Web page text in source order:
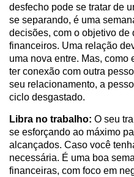
desfecho pode se tratar de
se separando, é uma
decisões, com o objetivo de
financeiros. Uma relação
uma nova entre. Mas,
ter conexão com outra
seu relacionamento, a
ciclo desgastado.
Libra no trabalho: O seu
se esforçando ao máximo
alcançados. Caso você
necessária. É uma boa
financeiras, com foco em